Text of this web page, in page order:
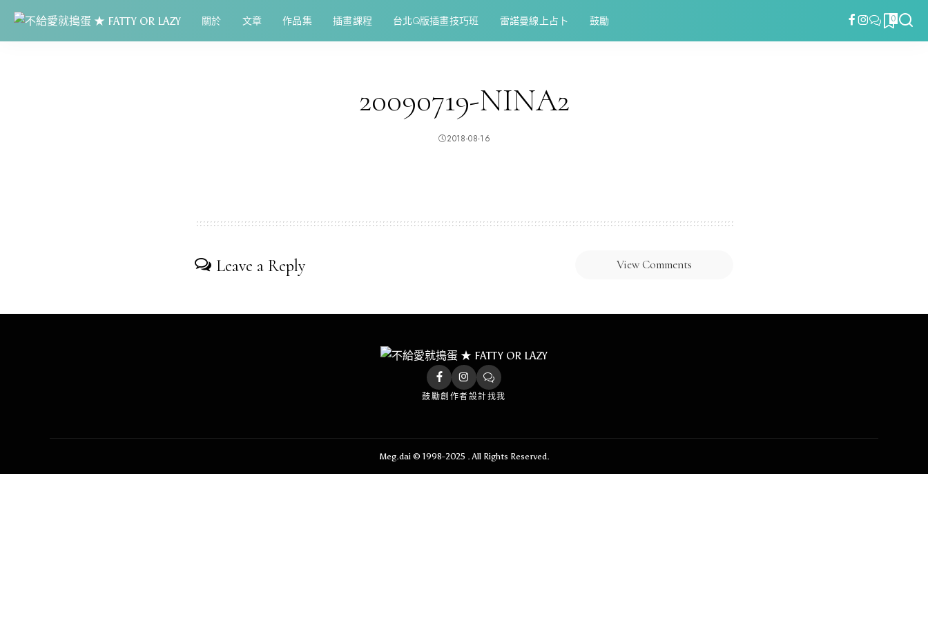
關於 文章 作品集 插畫課程 台北Q版插畫技巧班 雷諾曼線上占卜 鼓勵 0
20090719-NINA2
2018-08-16
Leave a Reply View Comments
鼓勵創作者設計找我
Meg.dai © 1998-2025 . All Rights Reserved.